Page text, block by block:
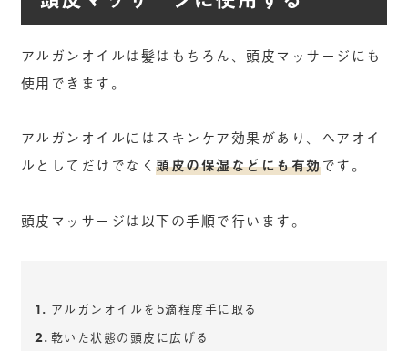
アルガンオイルは髪はもちろん、頭皮マッサージにも
使用できます。
アルガンオイルにはスキンケア効果があり、ヘアオイ
ルとしてだけでなく頭皮の保湿などにも有効です。
頭皮マッサージは以下の手順で行います。
アルガンオイルを5滴程度手に取る
乾いた状態の頭皮に広げる